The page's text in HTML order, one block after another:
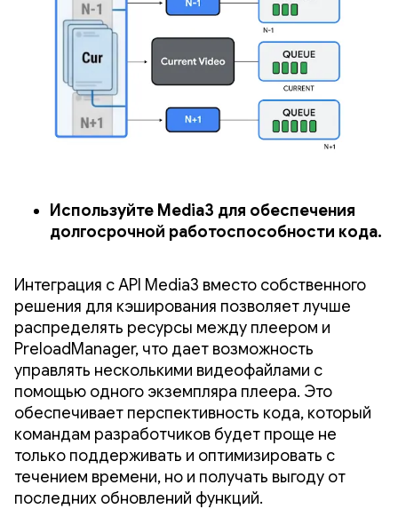
Используйте Media3 для обеспечения
долгосрочной работоспособности кода.
Интеграция с API Media3 вместо собственного
решения для кэширования позволяет лучше
распределять ресурсы между плеером и
PreloadManager, что дает возможность
управлять несколькими видеофайлами с
помощью одного экземпляра плеера. Это
обеспечивает перспективность кода, который
командам разработчиков будет проще не
только поддерживать и оптимизировать с
течением времени, но и получать выгоду от
последних обновлений функций.